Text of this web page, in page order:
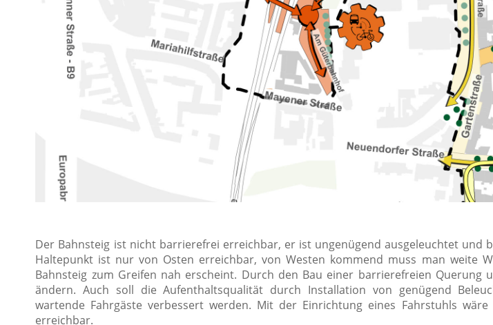
Der Bahnsteig ist nicht barrierefrei erreichbar, er ist ungenügend ausgeleuchtet und
Haltepunkt ist nur von Osten erreichbar, von Westen kommend muss man weite
Bahnsteig zum Greifen nah erscheint. Durch den Bau einer barrierefreien Querung
ändern. Auch soll die Aufenthaltsqualität durch Installation von genügend
wartende Fahrgäste verbessert werden. Mit der Einrichtung eines Fahrstuhls
erreichbar.